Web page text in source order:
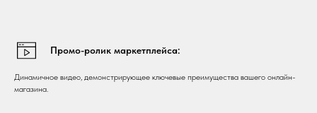
Промо-ролик маркетплейса:
Динамичное видео, демонстрирующее ключевые преимущества вашего онлайн-
магазина.